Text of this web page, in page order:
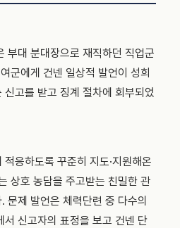
부대 분대장으로 재직하던 직업군
군에게 건넨 일상적 발언이 성희
신고를 받고 징계 절차에 회부되었
응하도록 꾸준히 지도·지원해온
상호 농담을 주고받는 친밀한 관
문제 발언은 체력단련 중 다수의
서 신고자의 표정을 보고 건넨 단